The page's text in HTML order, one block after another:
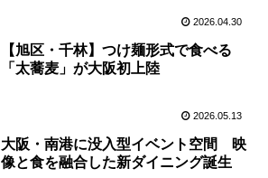
2026.04.30
【旭区・千林】つけ麺形式で食べる
「太蕎麦」が大阪初上陸
2026.05.13
大阪・南港に没入型イベント空間 映
像と食を融合した新ダイニング誕生